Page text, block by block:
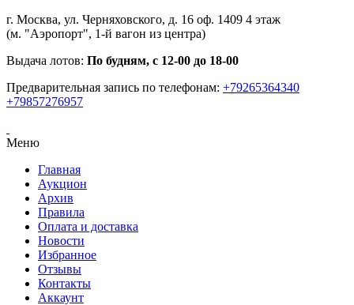
г. Москва, ул. Черняховского, д. 16 оф. 1409 4 этаж
(м. "Аэропорт", 1-й вагон из центра)
Выдача лотов: По будням, с 12-00 до 18-00
Предварительная запись по телефонам: +79265364340
+79857276957
Меню
Главная
Аукцион
Архив
Правила
Оплата и доставка
Новости
Избранное
Отзывы
Контакты
Аккаунт